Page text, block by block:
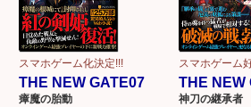
スマホゲーム化決定!!!
THE NEW GATE07
瘴魔の胎動
スマホゲーム
THE NEW
神刀の継承者